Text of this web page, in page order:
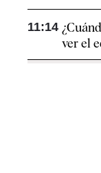
11:14
ver el